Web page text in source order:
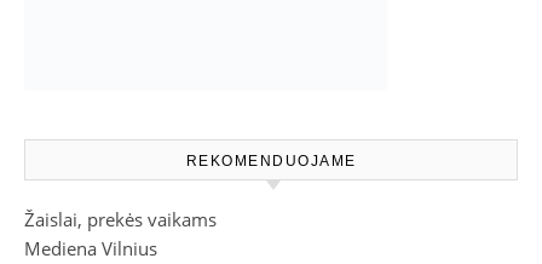
REKOMENDUOJAME
Žaislai, prekės vaikams
Mediena Vilnius